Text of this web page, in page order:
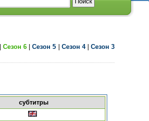
Сезон 6 |Сезон 5 Сезон 4| Сезон 3
субтитры